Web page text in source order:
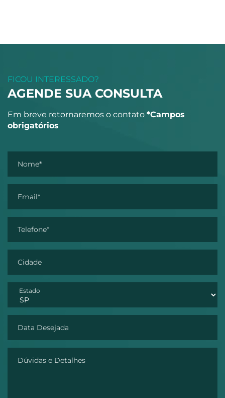
FICOU INTERESSADO?
AGENDE SUA CONSULTA
Em breve retornaremos o contato *Campos
obrigatórios
Nome*
Email*
Telefone*
Cidade
Estado
Data Desejada
Dúvidas e Detalhes